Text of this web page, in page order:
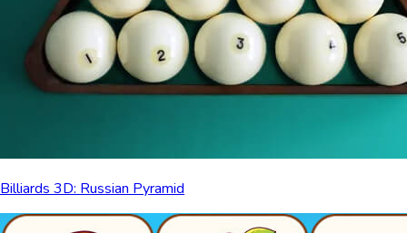
Billiards 3D: Russian Pyramid